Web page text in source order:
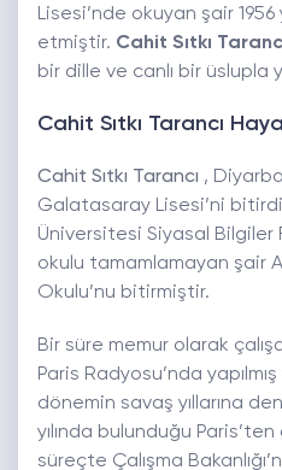
Lisesi’nde okuyan şair
etmiştir. Cahit Sıtkı
bir dille ve canlı bir üslupla
Cahit Sıtkı Tarancı
Cahit Sıtkı Tarancı ,
Galatasaray Lisesi’ni
Üniversitesi Siyasal Bilgiler
okulu tamamlamayan şair
Okulu’nu bitirmiştir.
Bir süre memur olarak
Paris Radyosu’nda yapılmış
dönemin savaş yıllarına
yılında bulunduğu
süreçte Çalışma